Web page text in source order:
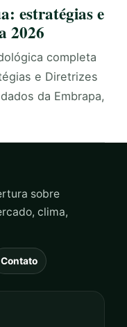
estratégias e
2026
completa
e Diretrizes
da Embrapa,
sobre
clima,
Contato